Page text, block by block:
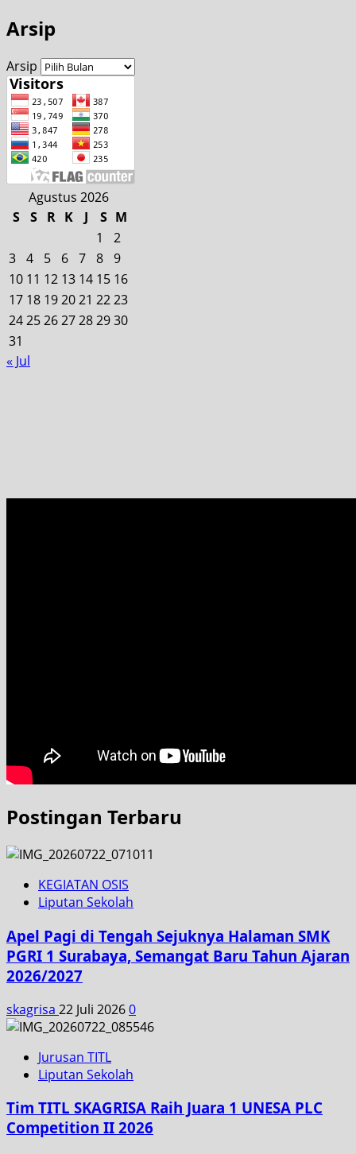
Arsip
Arsip
Agustus 2026
S
S R K J S M
1
2
3 4 5 6 7 8 9
10 11 12 13 14 15 16
17 18 192021 2223
24252627282930
31
« Jul
Postingan Terbaru
KEGIATAN OSIS
Liputan Sekolah
Apel Pagi di Tengah Sejuknya Halaman SMK
PGRI 1 Surabaya, Semangat Baru Tahun Ajaran
2026/2027
skagrisa 22 Juli 20260
Jurusan TITL
Liputan Sekolah
Tim TITL SKAGRISA Raih Juara 1 UNESA PLC
Competition II 2026